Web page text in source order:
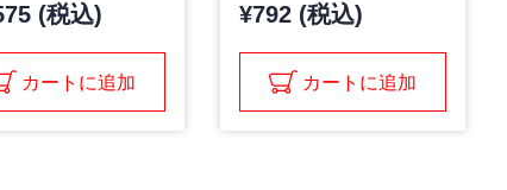
(税込)
カートに追加
¥792 (税込)
カートに追加